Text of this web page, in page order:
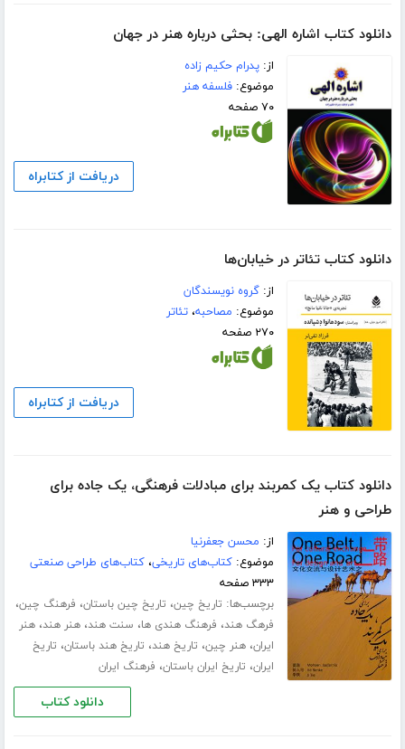
دانلود کتاب اشاره الهی: بحثی درباره هنر در جهان
از:پدرام حکیم زاده
موضوع:فلسفه هنر
۷۰ صفحه
دریافت از کتابراه
دانلود کتاب تئاتر در خیابان‌ها
از:گروه نویسندگان
موضوع: مصاحبه،تئاتر
۲۷۰ صفحه
دریافت از کتابراه
دانلود کتاب یک کمربند برای مبادلات فرهنگی، یک جاده برای
طراحی و هنر
از: محسن جعفرنیا
موضوع:کتاب‌های تاریخی،کتاب‌های طراحی صنعتی
۳۳۳ صفحه
برچسب‌ها: تاریخ چین، تاریخ چین باستان، فرهنگ چین،
فرهگ هند، فرهنگ هندی ها، سنت هند،هنر هند،هنر
ایران،هنر چین، تاریخ هند، تاریخ هند باستان، تاریخ
ایران، تاریخ ایران باستان، فرهنگ ایران
دانلود کتاب